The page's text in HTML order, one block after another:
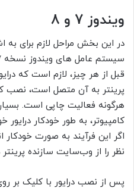
ویندوز 7 و 8
در این بخش مراحل لازم برای به
قبل از هر چیز، لازم است که
پرینتر به آن متصل است، نصب
هرگونه فعالیت چاپی است.
کامپیوتر، به طور خودکار
اگر این فرآیند به صورت خودکار
نظر را از وب‌سایت سازنده